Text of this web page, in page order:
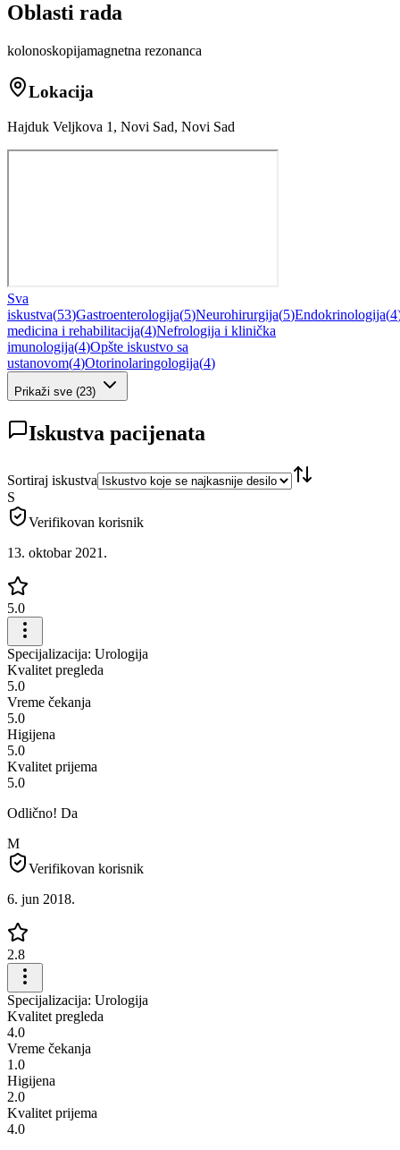
Oblasti rada
kolonoskopijamagnetna rezonanca
Lokacija
Hajduk Veljkova 1, Novi Sad, Novi Sad
Sva
iskustva(53)Gastroenterologija(5)Neurohirurgija(5)Endokrinologija(4
medicina i rehabilitacija(4)Nefrologija i klinička
imunologija(4)Opšte iskustvo sa
ustanovom(4)Otorinolaringologija(4)
Prikaži sve (23)
Iskustva pacijenata
Sortiraj iskustva
S
Verifikovan korisnik
13. oktobar 2021.
5.0
Specijalizacija: Urologija
Kvalitet pregleda
5.0
Vreme čekanja
5.0
Higijena
5.0
Kvalitet prijema
5.0
Odlično! Da
M
Verifikovan korisnik
6. jun 2018.
2.8
Specijalizacija: Urologija
Kvalitet pregleda
4.0
Vreme čekanja
1.0
Higijena
2.0
Kvalitet prijema
4.0